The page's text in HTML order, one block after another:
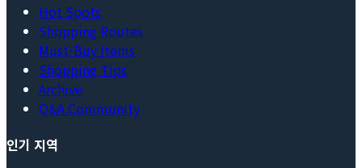
Hot Spots
Shopping Routes
Must-Buy Items
Shopping Tips
Archive
Q&A Community
인기 지역